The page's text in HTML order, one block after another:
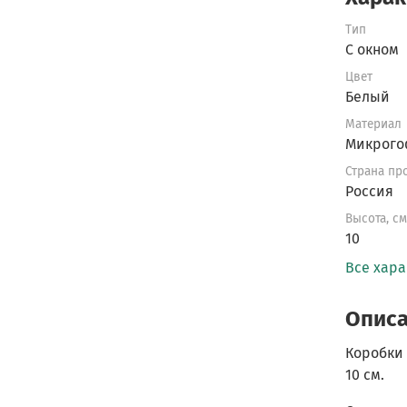
Тип
С окном
Цвет
Белый
Материал
Страна
Россия
Высота, см
10
Все
10 см.